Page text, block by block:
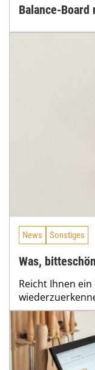
Balance-
News Sonstiges
Was,
Reicht Ihnen